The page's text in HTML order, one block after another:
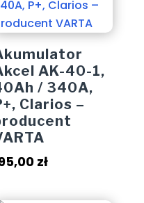
AK-40-1,
/ 340A,
Clarios –
zł